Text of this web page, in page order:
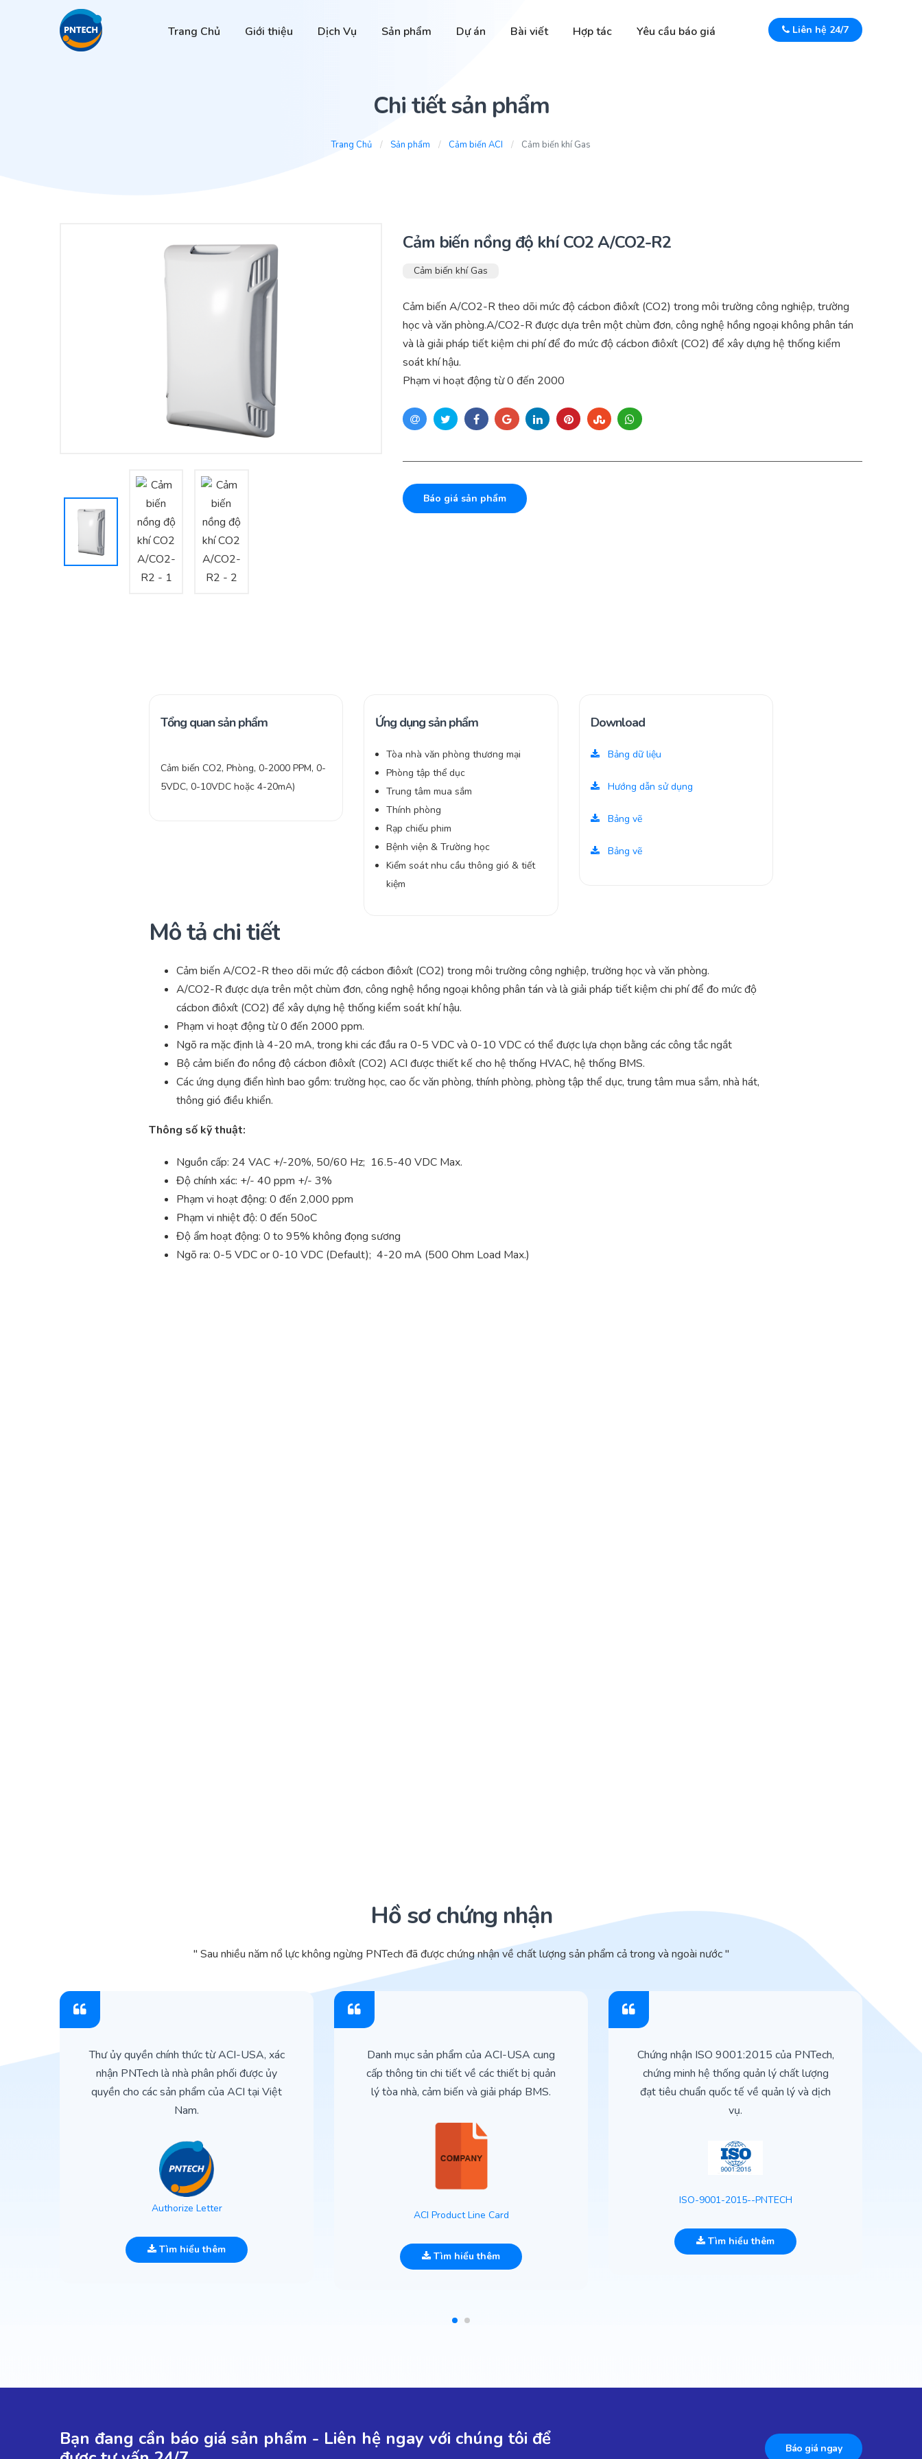
Trang Chủ Giới thiệu Dịch Vụ Sản phẩm Dự án Bài viết Hợp tác Yêu cầu báo giá Liên hệ 24/7
Chi tiết sản phẩm
Trang Chủ Sản phẩm Cảm biến ACI Cảm biến khí Gas
Cảm biến nồng độ khí CO2 A/CO2-R2
Cảm biến khí Gas
Cảm biến A/CO2-R theo dõi mức độ cácbon điôxít (CO2) trong môi trường công nghiệp, trường
học và văn phòng.A/CO2-R được dựa trên một chùm đơn, công nghệ hồng ngoại không phân tán
và là giải pháp tiết kiệm chi phí để đo mức độ cácbon điôxít (CO2) để xây dựng hệ thống kiểm
soát khí hậu.
Phạm vi hoạt động từ 0 đến 2000
Báo giá sản phẩm
Tổng quan sản phẩm
Cảm biến CO2, Phòng, 0-2000 PPM, 0-
5VDC, 0-10VDC hoặc 4-20mA)
Ứng dụng sản phẩm
Tòa nhà văn phòng thương mại
Phòng tập thể dục
Trung tâm mua sắm
Thính phòng
Rạp chiếu phim
Bệnh viện & Trường học
Kiểm soát nhu cầu thông gió & tiết
kiệm
Download
Bảng dữ liệu
Hướng dẫn sử dụng
Bảng vẽ
Bảng vẽ
Mô tả chi tiết
Cảm biến A/CO2-R theo dõi mức độ cácbon điôxít (CO2) trong môi trường công nghiệp, trường học và văn phòng.
A/CO2-R được dựa trên một chùm đơn, công nghệ hồng ngoại không phân tán và là giải pháp tiết kiệm chi phí để đo mức độ
cácbon điôxít (CO2) để xây dựng hệ thống kiểm soát khí hậu.
Phạm vi hoạt động từ 0 đến 2000 ppm.
Ngõ ra mặc định là 4-20 mA, trong khi các đầu ra 0-5 VDC và 0-10 VDC có thể được lựa chọn bằng các công tắc ngắt
Bộ cảm biến đo nồng độ cácbon điôxít (CO2) ACI được thiết kế cho hệ thống HVAC, hệ thống BMS.
Các ứng dụng điển hình bao gồm: trường học, cao ốc văn phòng, thính phòng, phòng tập thể dục, trung tâm mua sắm, nhà hát,
thông gió điều khiển.
Thông số kỹ thuật:
Nguồn cấp: 24 VAC +/-20%, 50/60 Hz; 16.5-40 VDC Max.
Độ chính xác: +/- 40 ppm +/- 3%
Phạm vi hoạt động: 0 đến 2,000 ppm
Phạm vi nhiệt độ: 0 đến 50oC
Độ ẩm hoạt động: 0 to 95% không đọng sương
Ngõ ra: 0-5 VDC or 0-10 VDC (Default); 4-20 mA (500 Ohm Load Max.)
Hồ sơ chứng nhận
" Sau nhiều năm nổ lực không ngừng PNTech đã được chứng nhận về chất lượng sản phẩm cả trong và ngoài nước "
Thư ủy quyền chính thức từ ACI-USA, xác
nhận PNTech là nhà phân phối được ủy
quyền cho các sản phẩm của ACI tại Việt
Nam.
Authorize Letter
Tìm hiểu thêm
Danh mục sản phẩm của ACI-USA cung
cấp thông tin chi tiết về các thiết bị quản
lý tòa nhà, cảm biến và giải pháp BMS.
ACI Product Line Card
Tìm hiểu thêm
Chứng nhận ISO 9001:2015 của PNTech,
chứng minh hệ thống quản lý chất lượng
đạt tiêu chuẩn quốc tế về quản lý và dịch
vụ.
ISO-9001-2015--PNTECH
Tìm hiểu thêm
Bạn đang cần báo giá sản phẩm - Liên hệ ngay với chúng tôi để
Báo giá ngay